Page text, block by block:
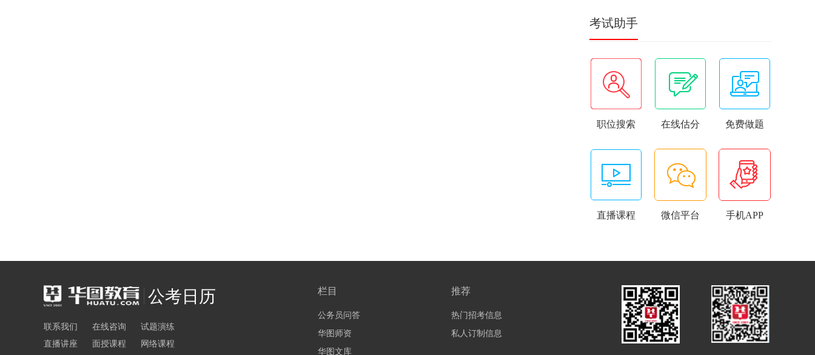
考试助手
职位搜索 在线估分 免费做题
直播课程 微信平台 手机APP
公考日历
联系我们 在线咨询
试题演练
直播讲座
面授课程 网络课程
栏目
公务员问答
华图师资
华图文库
推荐
热门招考信息
私人订制信息